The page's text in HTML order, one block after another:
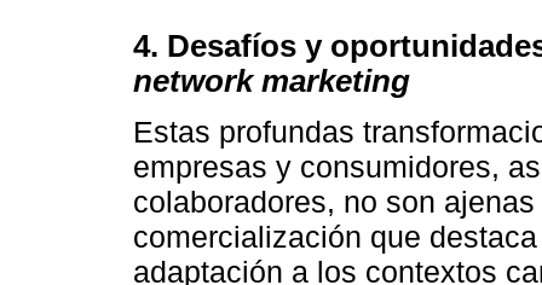
4. Desafíos y
network marketing
Estas profundas
empresas y consumidores,
colaboradores, no son
comercialización que
adaptación a los contextos